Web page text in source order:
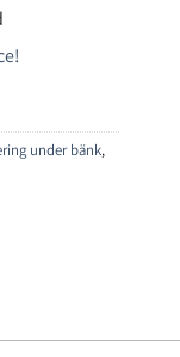
under bänk,